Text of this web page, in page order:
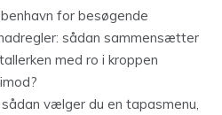
for besøgende
sådan sammensætter
med ro i kroppen
vælger du en tapasmenu,